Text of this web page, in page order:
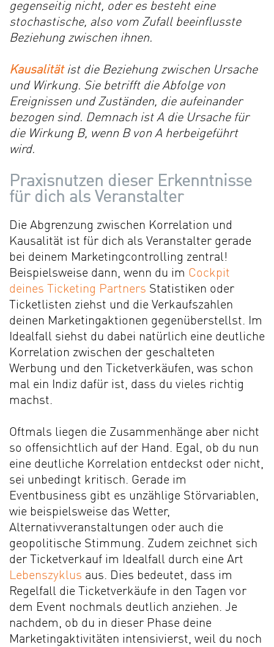
gegenseitig nicht, oder es besteht eine
stochastische, also vom Zufall beeinflusste
Beziehung zwischen ihnen.
Kausalität ist die Beziehung zwischen Ursache
und Wirkung. Sie betrifft die Abfolge von
Ereignissen und Zuständen, die aufeinander
bezogen sind. Demnach ist A die Ursache für
die Wirkung B, wenn B von A herbeigeführt
wird.
Praxisnutzen dieser Erkenntnisse
für dich als Veranstalter
Die Abgrenzung zwischen Korrelation und
Kausalität ist für dich als Veranstalter gerade
bei deinem Marketingcontrolling zentral!
Beispielsweise dann, wenn du im Cockpit
deines Ticketing Partners Statistiken oder
Ticketlisten ziehst und die Verkaufszahlen
deinen Marketingaktionen gegenüberstellst. Im
Idealfall siehst du dabei natürlich eine deutliche
Korrelation zwischen der geschalteten
Werbung und den Ticketverkäufen, was schon
mal ein Indiz dafür ist, dass du vieles richtig
machst.
Oftmals liegen die Zusammenhänge aber nicht
so offensichtlich auf der Hand. Egal, ob du nun
eine deutliche Korrelation entdeckst oder nicht,
sei unbedingt kritisch. Gerade im
Eventbusiness gibt es unzählige Störvariablen,
wie beispielsweise das Wetter,
Alternativveranstaltungen oder auch die
geopolitische Stimmung. Zudem zeichnet sich
der Ticketverkauf im Idealfall durch eine Art
Lebenszyklus aus. Dies bedeutet, dass im
Regelfall die Ticketverkäufe in den Tagen vor
dem Event nochmals deutlich anziehen. Je
nachdem, ob du in dieser Phase deine
Marketingaktivitäten intensivierst, weil du noch